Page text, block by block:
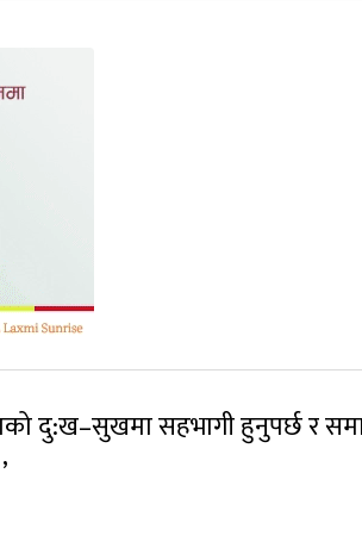
दु:ख–सुखमा सहभागी हुनुपर्छ र